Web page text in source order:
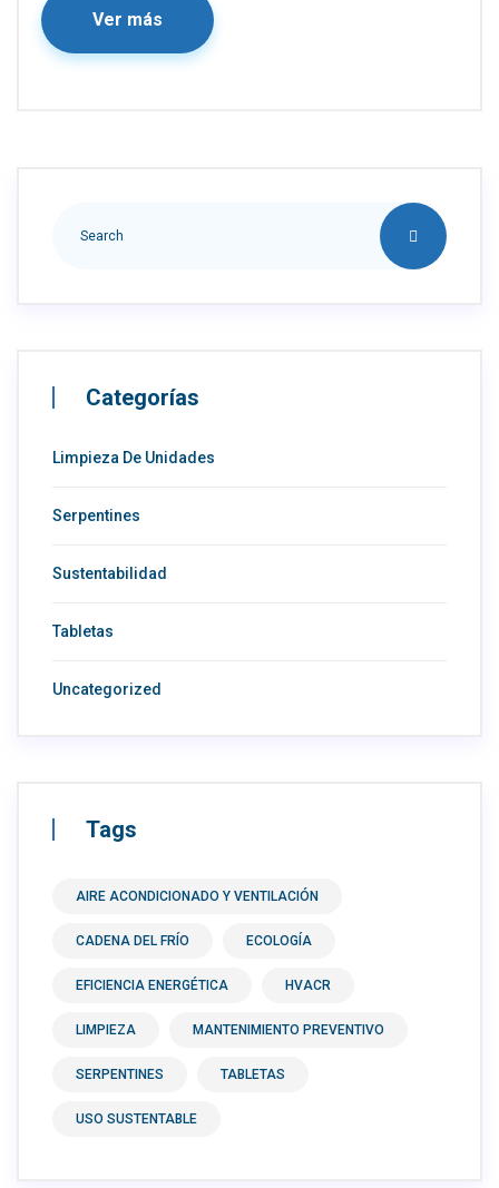
Ver más
Categorías
Limpieza De Unidades
Serpentines
Sustentabilidad
Tabletas
Uncategorized
Tags
AIRE ACONDICIONADO Y VENTILACIÓN
CADENA DEL FRÍO ECOLOGÍA
EFICIENCIA ENERGÉTICA HVACR
LIMPIEZA MANTENIMIENTO PREVENTIVO
SERPENTINES TABLETAS
USO SUSTENTABLE